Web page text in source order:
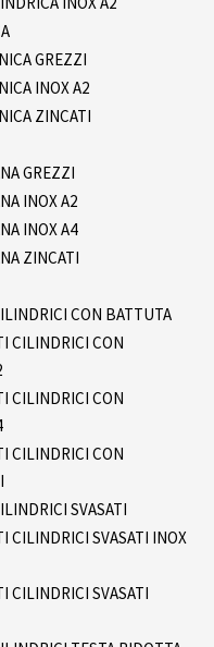
GREZZI
INOX A2
ZINCATI
GREZZI
INOX A2
INOX A4
ZINCATI
CON BATTUTA
CILINDRICI CON
CILINDRICI CON
CILINDRICI CON
SVASATI
CILINDRICI SVASATI INOX
CILINDRICI SVASATI